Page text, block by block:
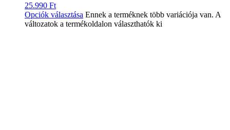
25.990 Ft
Opciók választása Ennek a terméknek több variációja van. A
változatok a termékoldalon választhatók ki